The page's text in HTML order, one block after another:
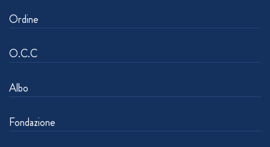
Ordine
O.C.C
Albo
Fondazione